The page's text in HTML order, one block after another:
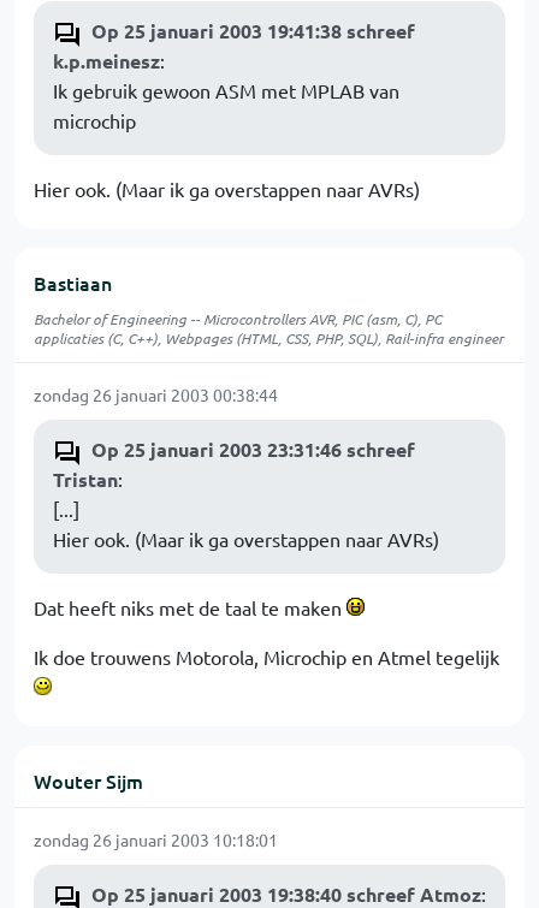
Op 25 januari 2003 19:41:38 schreef
k.p.meinesz:
Ik gebruik gewoon ASM met MPLAB van
microchip
Hier ook. (Maar ik ga overstappen naar AVRs)
Bastiaan
Bachelor of Engineering -- Microcontrollers AVR, PIC (asm, C), PC
applicaties (C, C++), Webpages (HTML, CSS, PHP, SQL), Rail-infra engineer
zondag 26 januari 2003 00:38:44
Op 25 januari 2003 23:31:46 schreef
Tristan:
[...]
Hier ook. (Maar ik ga overstappen naar AVRs)
Dat heeft niks met de taal te maken
Ik doe trouwens Motorola, Microchip en Atmel tegelijk
Wouter Sijm
zondag 26 januari 2003 10:18:01
Op 25 januari 2003 19:38:40 schreef Atmoz: